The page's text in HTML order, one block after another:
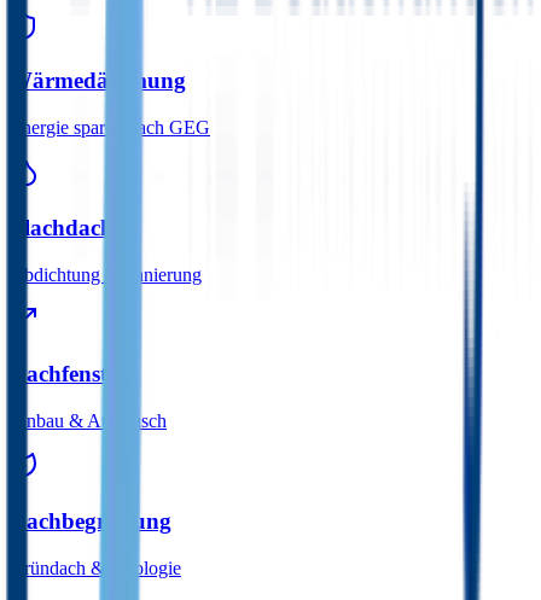
Wärmedämmung
Energie sparen nach GEG
Flachdach
Abdichtung & Sanierung
Dachfenster
Einbau & Austausch
Dachbegrünung
Gründach & Ökologie